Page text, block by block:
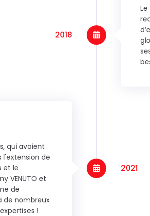
2018
qui avaient
l'extension de
et le
VENUTO et
de
de nombreux
!
2021